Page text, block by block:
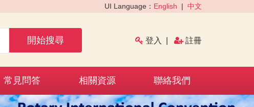
UI Language： English | 中文
開始搜尋 登入 註冊
常見問答 相關資源 聯絡我們